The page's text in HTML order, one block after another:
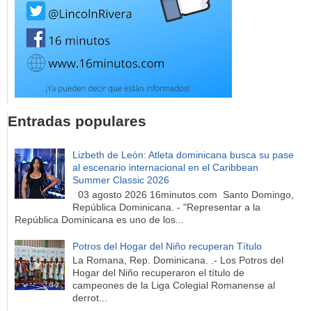
Entradas populares
Lizbeth de León: Atleta dominicana busca su pase
al escenario internacional en el Caribbean
Summer Classic 2026
03 agosto 2026 16minutos.com Santo Domingo,
República Dominicana. - "Representar a la
República Dominicana es uno de los...
Potros del Hogar del Niño recuperan Título
La Romana, Rep. Dominicana. .- Los Potros del
Hogar del Niño recuperaron el título de
campeones de la Liga Colegial Romanense al
derrot...